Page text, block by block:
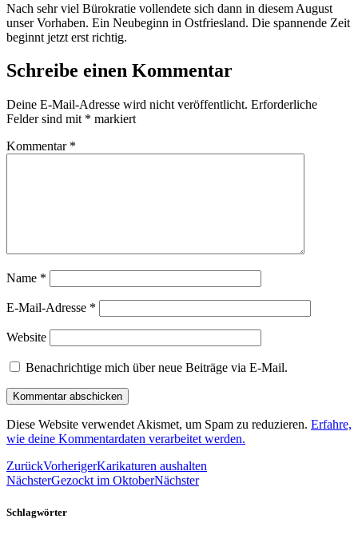
Nach sehr viel Bürokratie vollendete sich dann in diesem August
unser Vorhaben. Ein Neubeginn in Ostfriesland. Die spannende Zeit
beginnt jetzt erst richtig.
Schreibe einen Kommentar
Deine E-Mail-Adresse wird nicht veröffentlicht. Erforderliche
Felder sind mit * markiert
Kommentar *
Name *
E-Mail-Adresse *
Website
Benachrichtige mich über neue Beiträge via E-Mail.
Diese Website verwendet Akismet, um Spam zu reduzieren. Erfahre,
wie deine Kommentardaten verarbeitet werden.
ZurückVorherigerKarikaturen aushalten
NächsterGezockt im OktoberNächster
Schlagwörter